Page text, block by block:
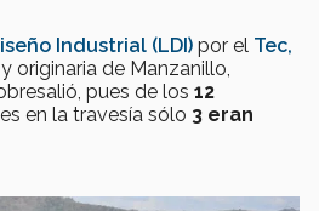
Industrial (LDI) por el Tec,
, y originaria de Manzanillo,
pues de los 12
en la travesía sólo 3 eran